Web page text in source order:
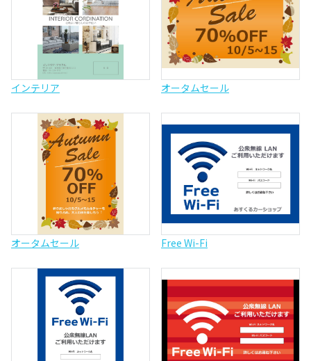
インテリア オータムセール
オータムセール Free Wi-Fi